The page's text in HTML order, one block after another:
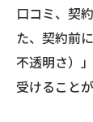
口コミ、契
た、契約前
不透明さ）
受けること